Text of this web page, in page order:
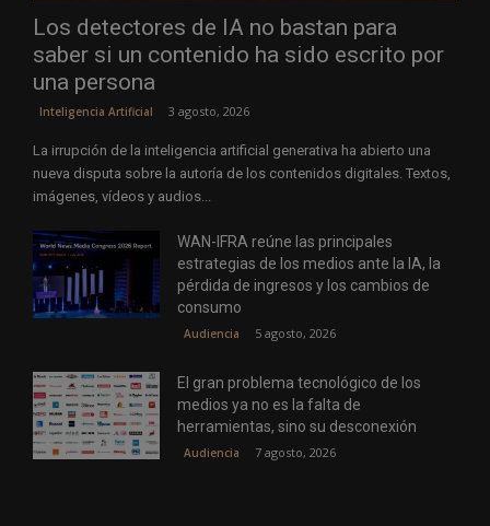
Los detectores de IA no bastan para
saber si un contenido ha sido escrito por
una persona
Inteligencia Artificial 3 agosto, 2026
La irrupción de la inteligencia artificial generativa ha abierto una
nueva disputa sobre la autoría de los contenidos digitales. Textos,
imágenes, vídeos y audios...
WAN-IFRA reúne las principales
estrategias de los medios ante la IA, la
pérdida de ingresos y los cambios de
consumo
Audiencia 5 agosto, 2026
El gran problema tecnológico de los
medios ya no es la falta de
herramientas, sino su desconexión
Audiencia 7 agosto, 2026